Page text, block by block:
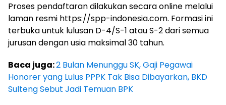
Proses pendaftaran dilakukan secara online melalui
laman resmi https://spp-indonesia.com. Formasi ini
terbuka untuk lulusan D-4/S-1 atau S-2 dari semua
jurusan dengan usia maksimal 30 tahun.
Baca juga:2 Bulan Menunggu SK, Gaji Pegawai
Honorer yang Lulus PPPK Tak Bisa Dibayarkan, BKD
Sulteng Sebut Jadi Temuan BPK